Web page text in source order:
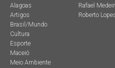
Alagoas
Artigos
Brasil/Mundo
Cultura
Esporte
Maceió
Meio Ambiente
Rafael
Roberto